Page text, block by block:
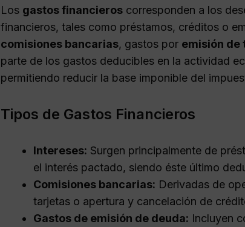
Los gastos financieros corresponden a los
financieros, tales como préstamos, créditos o
comisiones bancarias, gastos por emisión de
parte de los gastos deducibles en la actividad
permitiendo reducir la base imponible del
Tipos de Gastos Financieros
Intereses: Surgen principalmente de
el interés pactado, siendo éste último
Comisiones bancarias: Derivadas de
tarjetas o apertura y cancelación de
Gastos de emisión de deuda: Incluyen